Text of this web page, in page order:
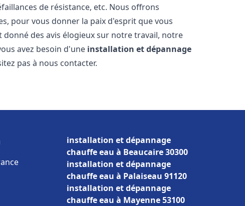
de résistance, etc. Nous offrons
pour vous donner la paix d'esprit que vous
des avis élogieux sur notre travail, notre
avez besoin d'une installation et dépannage
pas à nous contacter.
installation et dépannage
chauffe eau à Beaucaire 30300
installation et dépannage
chauffe eau à Palaiseau 91120
installation et dépannage
chauffe eau à Mayenne 53100